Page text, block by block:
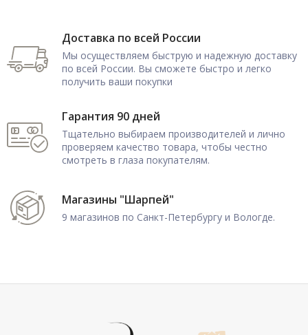
Доставка по всей России
Мы осуществляем быструю и надежную доставку
по всей России. Вы сможете быстро и легко
получить ваши покупки
Гарантия 90 дней
Тщательно выбираем производителей и лично
проверяем качество товара, чтобы честно
смотреть в глаза покупателям.
Магазины "Шарпей"
9 магазинов по Санкт-Петербургу и Вологде.